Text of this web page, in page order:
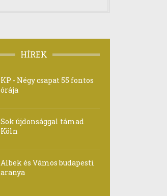
HÍREK
KP - Négy csapat 55 fontos
órája
Sok újdonsággal támad
Köln
Albek és Vámos budapesti
aranya